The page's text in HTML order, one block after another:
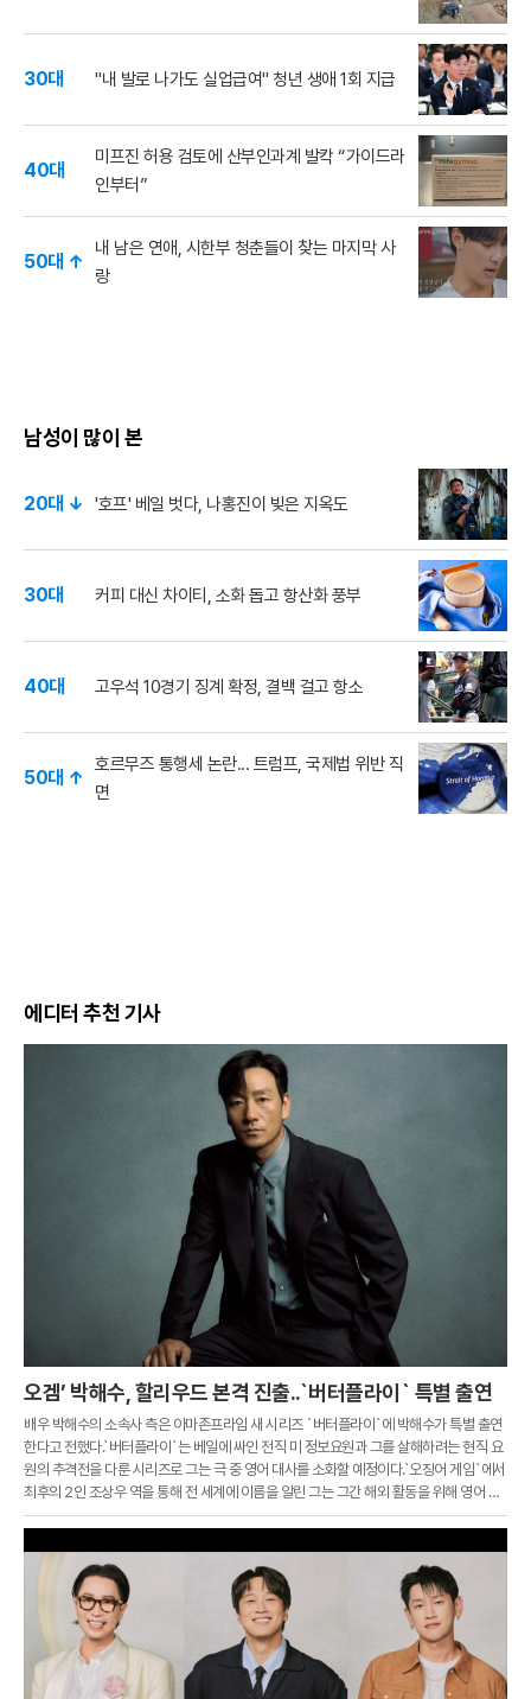
30대 "내 발로 나가도 실업급여" 청년 생애 1회 지급
40대
미프진 허용 검토에 산부인과계 발칵 “가이드라
인부터”
50대 ↑
내 남은 연애, 시한부 청춘들이 찾는 마지막 사
랑
남성이 많이 본
20대 ↓ '호프' 베일 벗다, 나홍진이 빚은 지옥도
30대 커피 대신 차이티, 소화 돕고 항산화 풍부
40대 고우석 10경기 징계 확정, 결백 걸고 항소
50대 ↑
호르무즈 통행세 논란... 트럼프, 국제법 위반 직
면
에디터 추천 기사
오겜’ 박해수, 할리우드 본격 진출..`버터플라이` 특별 출연
배우 박해수의 소속사 측은 아마존프라임 새 시리즈 `버터플라이`에 박해수가 특별 출연
한다고 전했다.`버터플라이`는 베일에 싸인 전직 미 정보요원과 그를 살해하려는 현직 요
원의 추격전을 다룬 시리즈로 그는 극 중 영어 대사를 소화할 예정이다.`오징어 게임`에서
최후의 2인 조상우 역을 통해 전 세계에 이름을 알린 그는 그간 해외 활동을 위해 영어 공
부에 전념한 것으로 전해졌다.제74회 에미상에서 남우조연상 후보에 올랐던 그는 이후